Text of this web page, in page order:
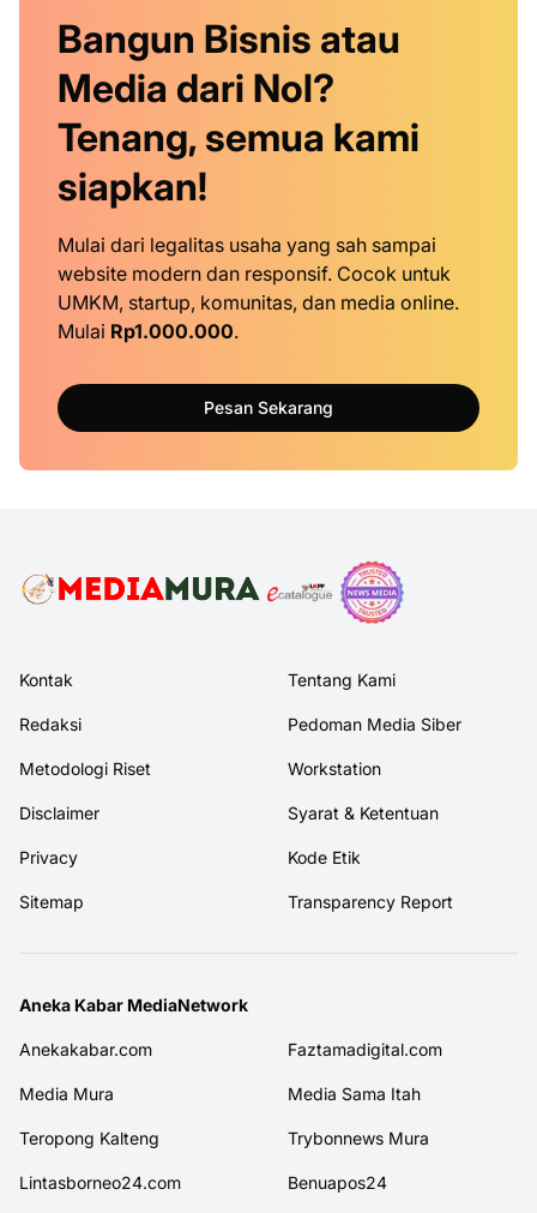
Bangun Bisnis atau
Media dari Nol?
Tenang, semua kami
siapkan!
Mulai dari legalitas usaha yang sah sampai
website modern dan responsif. Cocok untuk
UMKM, startup, komunitas, dan media online.
Mulai Rp1.000.000.
Pesan Sekarang
Kontak Tentang Kami
Redaksi Pedoman Media Siber
Metodologi Riset Workstation
Disclaimer Syarat & Ketentuan
Privacy Kode Etik
Sitemap Transparency Report
Aneka Kabar MediaNetwork
Anekakabar.com Faztamadigital.com
Media Mura Media Sama Itah
Teropong Kalteng Trybonnews Mura
Lintasborneo24.com Benuapos24